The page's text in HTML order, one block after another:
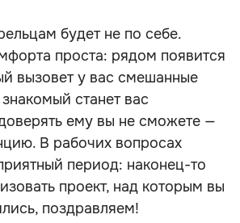
будет не по себе.
проста: рядом появится
вызовет у вас смешанные
станет вас
ему вы не сможете —
В рабочих вопросах
период: наконец-то
проект, над которым вы
поздравляем!